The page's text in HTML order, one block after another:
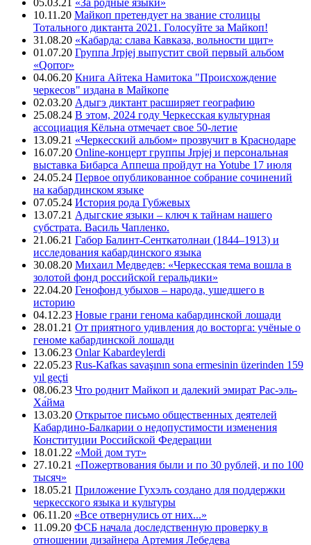
05.03.21 «За родные языки»
10.11.20 Майкоп претендует на звание столицы
Тотального диктанта 2021. Голосуйте за Майкоп!
31.08.20 «Кабарда: слава Кавказа, вольности щит»
01.07.20 Группа Jrpjej выпустит свой первый альбом
«Qorror»
04.06.20 Книга Айтека Намитока "Происхождение
черкесов" издана в Майкопе
02.03.20 Адыгэ диктант расширяет географию
25.08.24 В этом, 2024 году Черкесская культурная
ассоциация Кёльна отмечает свое 50-летие
13.09.21 «Черкесский альбом» прозвучит в Краснодаре
16.07.20 Online-концерт группы Jrpjej и персональная
выставка Бибарса Аппеша пройдут на Yotube 17 июля
24.05.24 Первое опубликованное собрание сочинений
на кабардинском языке
07.05.24 История рода Губжевых
13.07.21 Адыгские языки – ключ к тайнам нашего
субстрата. Василь Чапленко.
21.06.21 Габор Балинт-Сенткатолнаи (1844–1913) и
исследования кабардинского языка
30.08.20 Михаил Медведев: «Черкесская тема вошла в
золотой фонд российской геральдики»
22.04.20 Генофонд убыхов – народа, ушедшего в
историю
04.12.23 Новые грани генома кабардинской лошади
28.01.21 От приятного удивления до восторга: учёные о
геноме кабардинской лошади
13.06.23 Onlar Kabardeylerdi
22.05.23 Rus-Kafkas savaşının sona ermesinin üzerinden 159
yıl geçti
08.06.23 Что роднит Майкоп и далекий эмират Рас-эль-
Ха́йма
13.03.20 Открытое письмо общественных деятелей
Кабардино-Балкарии о недопустимости изменения
Конституции Российской Федерации
18.01.22 «Мой дом тут»
27.10.21 «Пожертвования были и по 30 рублей, и по 100
тысяч»
18.05.21 Приложение Гухэлъ создано для поддержки
черкесского языка и культуры
06.11.20 «Все отвернулись от них...»
11.09.20 ФСБ начала доследственную проверку в
отношении дизайнера Артемия Лебедева